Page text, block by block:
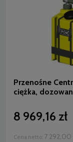
Przenośne
ciężka,
8 969,16 zł
Cena netto: 7 292,00